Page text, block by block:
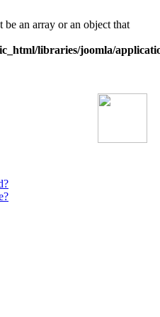
be an array or an object that
libraries/joomla/